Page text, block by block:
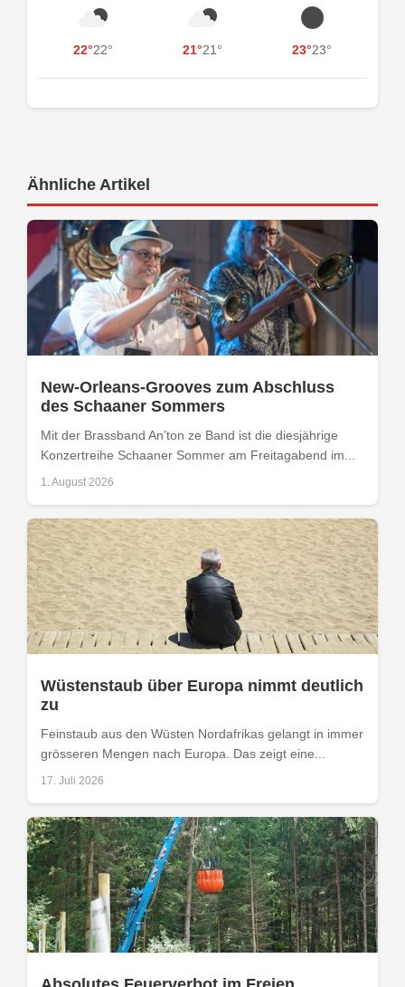
22°22° 21°21° 23°23°
Ähnliche Artikel
New-Orleans-Grooves zum Abschluss
des Schaaner Sommers
Mit der Brassband An’ton ze Band ist die diesjährige
Konzertreihe Schaaner Sommer am Freitagabend im...
1. August 2026
Wüstenstaub über Europa nimmt deutlich
zu
Feinstaub aus den Wüsten Nordafrikas gelangt in immer
grösseren Mengen nach Europa. Das zeigt eine...
17. Juli 2026